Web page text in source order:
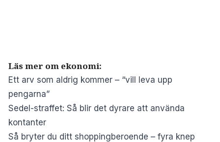
Läs mer om ekonomi:
Ett arv som aldrig kommer – “vill leva upp
pengarna”
Sedel-straffet: Så blir det dyrare att använda
kontanter
Så bryter du ditt shoppingberoende – fyra knep